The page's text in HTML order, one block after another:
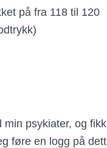
på fra 118 til 120
psykiater, og
føre en logg på